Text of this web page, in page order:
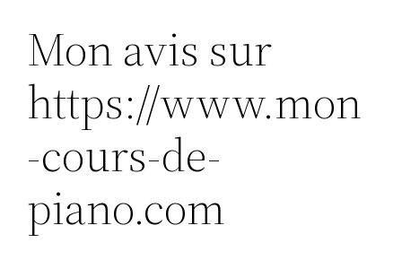
Mon avis sur
https://www.mon
-cours-de-
piano.com